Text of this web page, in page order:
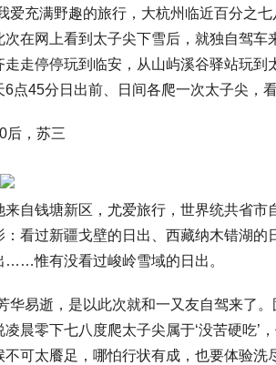
爱充满野趣的旅行，大杭州临近百分之七
次在网上看到太子尖下雪后，就独自驾车
走走停停玩到临安，从山屿溪谷驿站玩到
6点45分日出前、日间各爬一次太子尖，
后，苏三
来自钱塘新区，尤爱旅行，世界统共省市
：看过新疆戈壁的日出、西藏纳木错湖的
……惟有没看过峻岭雪域的日出。
华易逝，是以此次就和一又友自驾来了
凌晨零下七八度爬太子尖属于‘没苦硬吃’
不可太餍足，哪怕行状有成，也要体验洗